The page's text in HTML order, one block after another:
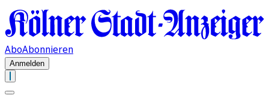
AboAbonnieren
Anmelden